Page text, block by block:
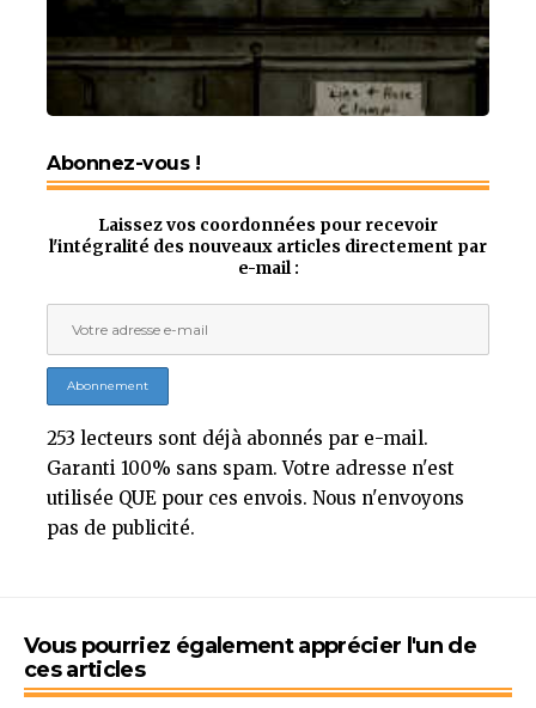
Abonnez-vous !
Laissez vos coordonnées pour recevoir
l'intégralité des nouveaux articles directement par
e-mail :
253 lecteurs sont déjà abonnés par e-mail.
Garanti 100% sans spam. Votre adresse n'est
utilisée QUE pour ces envois. Nous n'envoyons
pas de publicité.
Vous pourriez également apprécier l'un de
ces articles